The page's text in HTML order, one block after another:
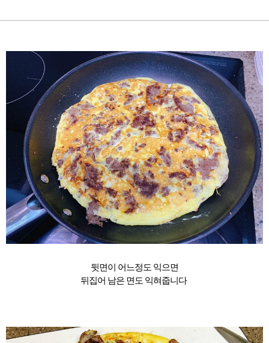
뒷면이 어느정도 익으면
뒤집어 남은 면도 익혀줍니다